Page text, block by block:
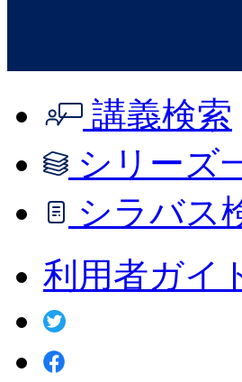
講義検索
シリーズ
シラバス
利用者ガイ